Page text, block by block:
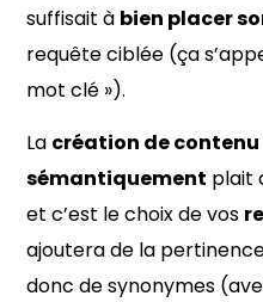
suffisait à bien placer
requête ciblée (ça
mot clé »).
La création de
sémantiquement plait
et c’est le choix de vos
ajoutera de la
donc de synonymes